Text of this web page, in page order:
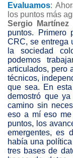
Evaluamos:
los puntos más
Sergio Martínez
puntos. Primero
CRC, se entrega
la sociedad
podemos
articulados, pero
técnicos,
que sea. En
demostró que
camino sin
eso a mí eso
puntos, los
emergentes, es
había una
tres bases de